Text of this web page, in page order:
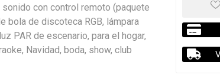
con control remoto (paquete
bola de discoteca RGB, lámpara
PAR de escenario, para el hogar,
Navidad, boda, show, club